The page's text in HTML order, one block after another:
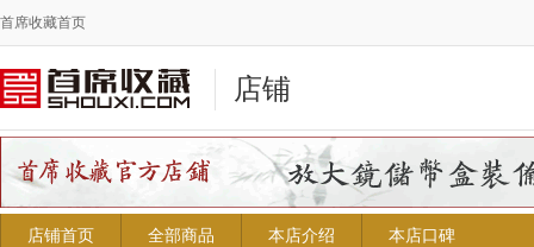
首席收藏首页
店铺
店铺首页 全部商品 本店介绍 本店口碑